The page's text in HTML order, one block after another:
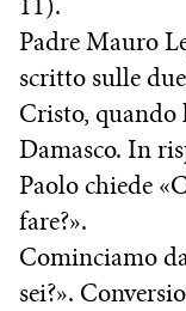
Padre Mauro
scritto sulle
Cristo,
Damasco. In
Paolo chiede
fare?».
Cominciamo
sei?».